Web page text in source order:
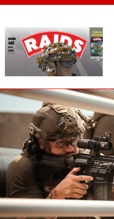
Panneau de gestion des cookies